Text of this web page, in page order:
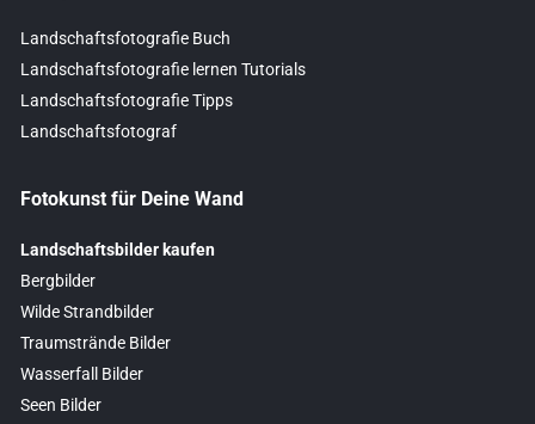
Landschaftsfotografie Buch
Landschaftsfotografie lernen Tutorials
Landschaftsfotografie Tipps
Landschaftsfotograf
Fotokunst für Deine Wand
Landschaftsbilder kaufen
Bergbilder
Wilde Strandbilder
Traumstrände Bilder
Wasserfall Bilder
Seen Bilder